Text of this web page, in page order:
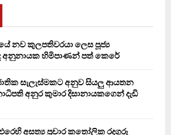
H
නව කුලපතිවරයා ලෙස පූජ්‍ය
අනුනායක හිමිපාණන් පත් කෙරේ
ජාතික සැලැස්මකට අනුව සියලු ආයතන
අනුර කුමාර දිසානායකගෙන් දැඩි
අසත්‍ය ප්‍රචාර කතෝලික රදගුරු